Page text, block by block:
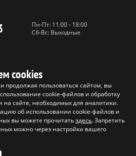
Пн-Пт: 11:00 - 18:00
Сб-Вс: Выходные
cookies
продолжая пользоваться сайтом, вы
cookie-файлов и обработку
на сайте, необходимых для аналитики.
об использовании cookie-файлов и
вы можете прочитатьздесь. Запретить
можно через настройки вашего